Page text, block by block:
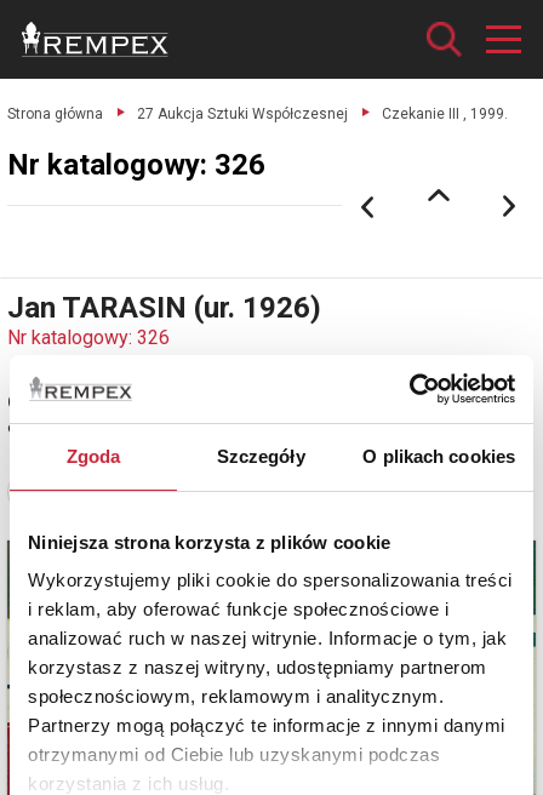
Zgoda Szczegóły O plikach cookies
Niniejsza strona korzysta z plików cookie
Wykorzystujemy pliki cookie do spersonalizowania treści
i reklam, aby oferować funkcje społecznościowe i
analizować ruch w naszej witrynie. Informacje o tym, jak
korzystasz z naszej witryny, udostępniamy partnerom
społecznościowym, reklamowym i analitycznym.
Partnerzy mogą połączyć te informacje z innymi danymi
otrzymanymi od Ciebie lub uzyskanymi podczas
korzystania z ich usług.
Strona główna 27 Aukcja Sztuki Współczesnej Czekanie III , 1999.
Nr katalogowy: 326
Jan TARASIN (ur. 1926)
Nr katalogowy: 326
Czekanie III , 1999
olej, płótno, 114 x 146 cm; sygn. i dat. p. d.: Jan Tarasin 99;
Zobacz pełne informacje